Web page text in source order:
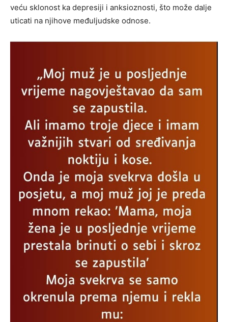
veću sklonost ka depresiji i anksioznosti, što može dalje
uticati na njihove međuljudske odnose.